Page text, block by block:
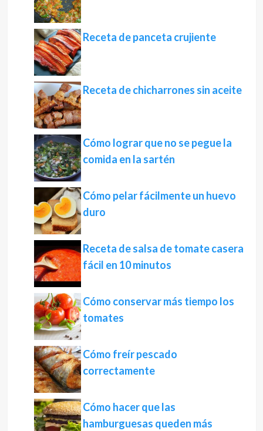
Receta de panceta crujiente
Receta de chicharrones sin aceite
Cómo lograr que no se pegue la
comida en la sartén
Cómo pelar fácilmente un huevo
duro
Receta de salsa de tomate casera
fácil en 10 minutos
Cómo conservar más tiempo los
tomates
Cómo freír pescado
correctamente
Cómo hacer que las
hamburguesas queden más